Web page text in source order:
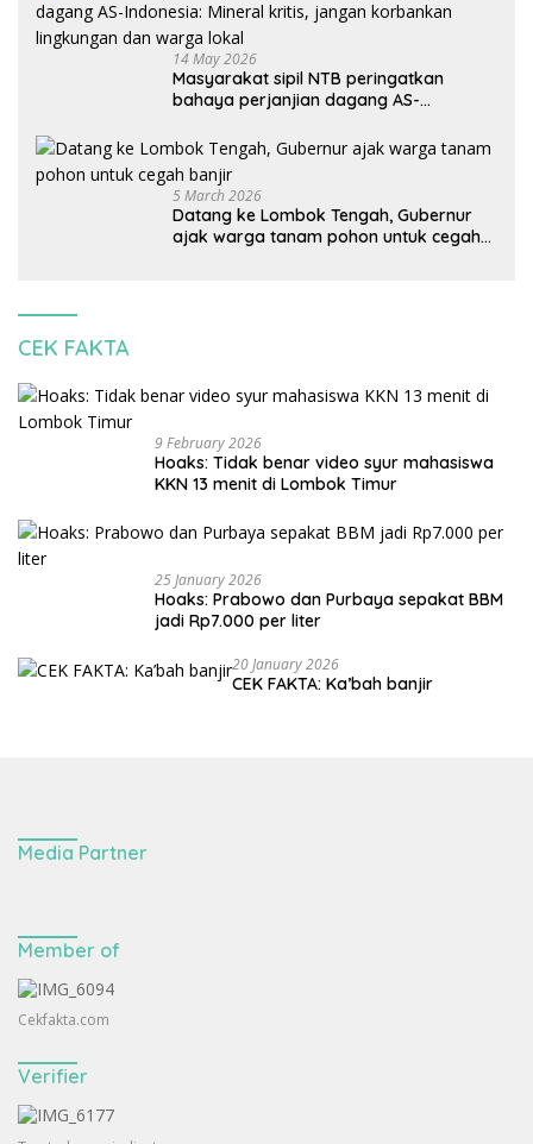
14 May 2026
Masyarakat sipil NTB peringatkan
bahaya perjanjian dagang AS-
korbankan lingkungan dan warga lokal
5 March 2026
Datang ke Lombok Tengah, Gubernur
ajak warga tanam pohon untuk cegah
CEK FAKTA
9 February 2026
Hoaks: Tidak benar video syur mahasiswa
KKN 13 menit di Lombok Timur
25 January 2026
Hoaks: Prabowo dan Purbaya sepakat BBM
jadi Rp7.000 per liter
20 January 2026
CEK FAKTA: Ka’bah banjir
Media Partner
Member of
Cekfakta.com
Verifier